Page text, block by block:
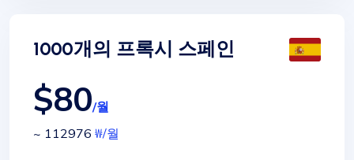
1000개의 프록시 스페인
$80/월
~ 112976 ₩/월